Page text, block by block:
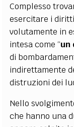
Complesso
esercitare i
volutamente in
intesa come “un
di
indirettamente
distruzioni dei
Nello
che hanno una